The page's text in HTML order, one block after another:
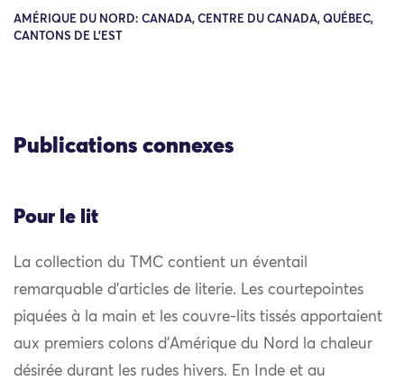
AMÉRIQUE DU NORD: CANADA, CENTRE DU CANADA, QUÉBEC,
CANTONS DE L'EST
Publications connexes
Pour le lit
La collection du TMC contient un éventail
remarquable d’articles de literie. Les courtepointes
piquées à la main et les couvre-lits tissés apportaient
aux premiers colons d’Amérique du Nord la chaleur
désirée durant les rudes hivers. En Inde et au